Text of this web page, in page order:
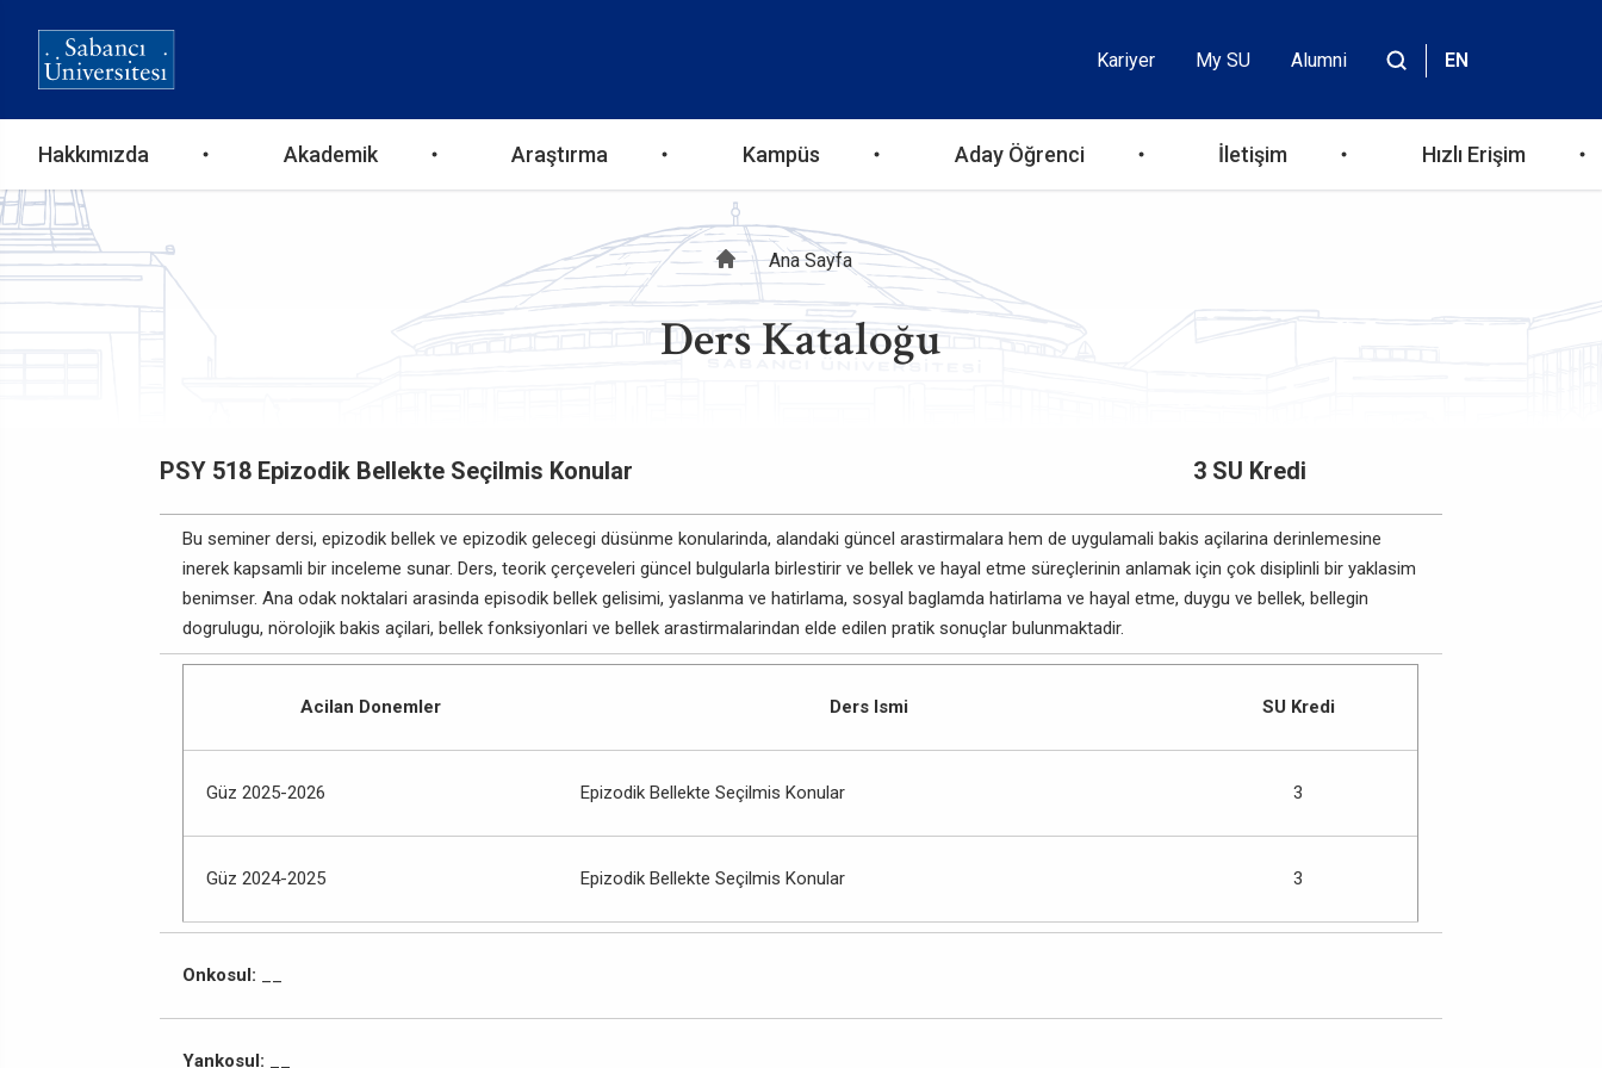
Header
Top
Kariyer My SU
Alumni
EN
Ana
gezinti
menüsü
Hakkımızda Akademik Araştırma Kampüs Aday Öğrenci İletişim Hızlı Erişim
Sayfa
yolu
Ana Sayfa
Ders Kataloğu
PSY 518 Epizodik Bellekte Seçilmis Konular 3 SU Kredi
Bu seminer dersi, epizodik bellek ve epizodik gelecegi düsünme konularinda, alandaki güncel arastirmalara hem de uygulamali bakis açilarina derinlemesine
inerek kapsamli bir inceleme sunar. Ders, teorik çerçeveleri güncel bulgularla birlestirir ve bellek ve hayal etme süreçlerinin anlamak için çok disiplinli bir yaklasim
benimser. Ana odak noktalari arasinda episodik bellek gelisimi, yaslanma ve hatirlama, sosyal baglamda hatirlama ve hayal etme, duygu ve bellek, bellegin
dogrulugu, nörolojik bakis açilari, bellek fonksiyonlari ve bellek arastirmalarindan elde edilen pratik sonuçlar bulunmaktadir.
Acilan Donemler Ders Ismi SU Kredi
Güz 2025-2026 Epizodik Bellekte Seçilmis Konular 3
Güz 2024-2025 Epizodik Bellekte Seçilmis Konular 3
Onkosul:
Yankosul: